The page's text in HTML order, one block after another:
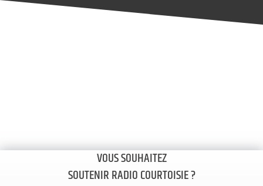
VOUS SOUHAITEZ
SOUTENIR RADIO COURTOISIE ?